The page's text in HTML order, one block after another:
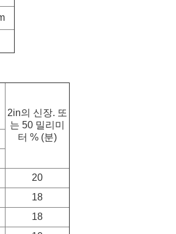
2in의 신장. 또
는 50 밀리미
터 % (분)
20
18
18